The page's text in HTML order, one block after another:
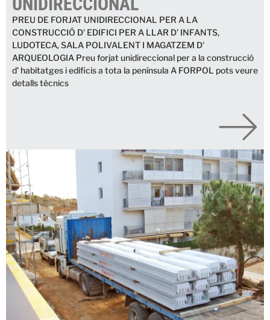
PREU DE FORJAT UNIDIRECCIONAL PER A LA
CONSTRUCCIÓ D' EDIFICI PER A LLAR D' INFANTS,
LUDOTECA, SALA POLIVALENT I MAGATZEM D'
ARQUEOLOGIA Preu forjat unidireccional per a la construcció
d' habitatges i edificis a tota la península A FORPOL pots veure
detalls tècnics